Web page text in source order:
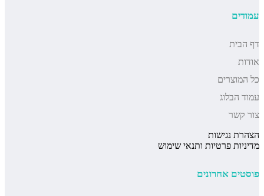
עמודים
דף הבית
אודות
כל המוצרים
עמוד הבלוג
צור קשר
הצהרת נגישות
מדיניות פרטיות ותנאי שימוש
פוסטים אחרונים